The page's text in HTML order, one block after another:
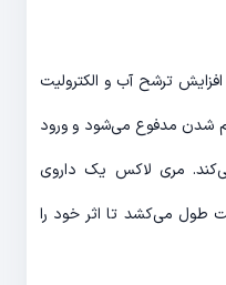
ترشح آب و الکترولیت
شدن مدفوع می‌شود و ورود
مری لاکس یک داروی
که معمولاً ۶ تا ۱۲ ساعت طول می‌کشد تا اثر خود را